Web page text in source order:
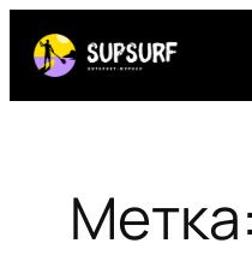
Перейти
содержимому
Метка: